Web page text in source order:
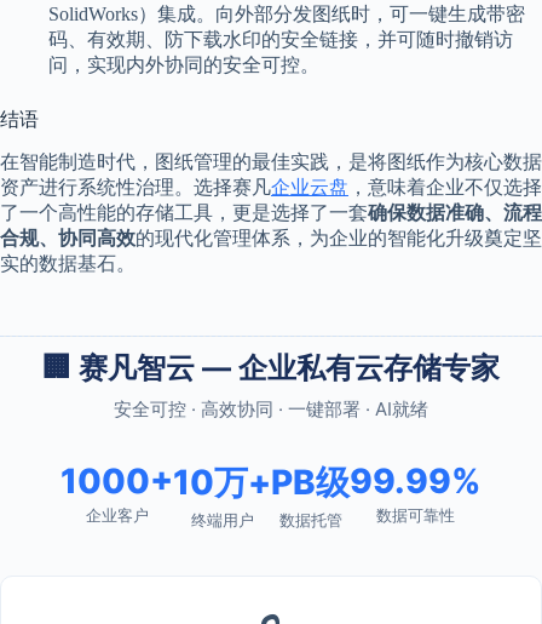
SolidWorks）集成。向外部分发图纸时，可一键生成带密
码、有效期、防下载水印的安全链接，并可随时撤销访
问，实现内外协同的安全可控。
结语
在智能制造时代，图纸管理的最佳实践，是将图纸作为核心数据
资产进行系统性治理。选择赛凡企业云盘 ，意味着企业不仅选择
了一个高性能的存储工具，更是选择了一套确保数据准确、流程
合规、协同高效的现代化管理体系，为企业的智能化升级奠定坚
实的数据基石。
🏢 赛凡智云 — 企业私有云存储专家
安全可控 · 高效协同 · 一键部署 · AI就绪
1000+
企业客户
10万+
终端用户
PB级
数据托管
99.99%
数据可靠性